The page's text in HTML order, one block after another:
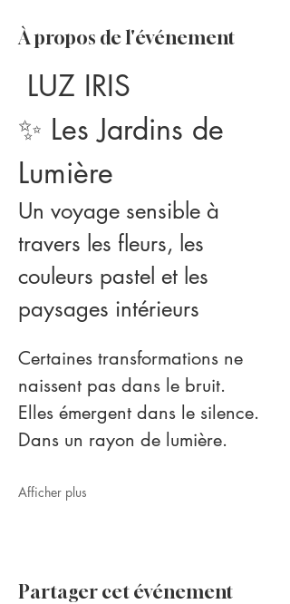
À propos de l'événement
LUZ IRIS
✨ Les Jardins de
Lumière
Un voyage sensible à
travers les fleurs, les
couleurs pastel et les
paysages intérieurs
Certaines transformations ne
naissent pas dans le bruit.
Elles émergent dans le silence.
Dans un rayon de lumière.
Afficher plus
Partager cet événement